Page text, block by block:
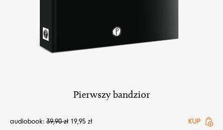
Pierwszy bandzior
audiobook: 39,90zł 19,95 zł
KUP